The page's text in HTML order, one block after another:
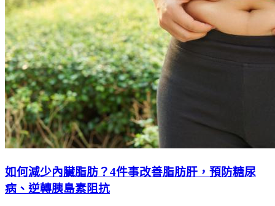
如何減少內臟脂肪？4件事改善脂肪肝，預防糖尿
病、逆轉胰島素阻抗